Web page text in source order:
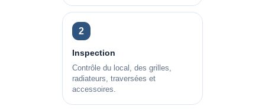
2
Inspection
Contrôle du local, des grilles,
radiateurs, traversées et
accessoires.